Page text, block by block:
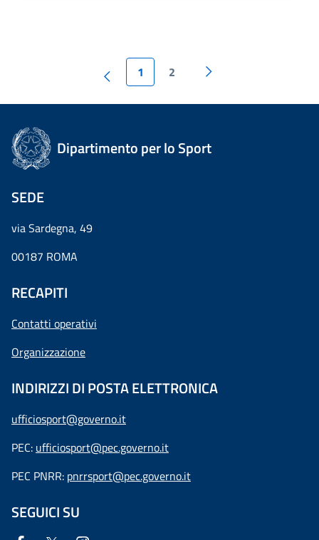
1 2
Dipartimento per lo Sport
SEDE
via Sardegna, 49
00187 ROMA
RECAPITI
Contatti operativi
Organizzazione
INDIRIZZI DI POSTA ELETTRONICA
ufficiosport@governo.it
PEC: ufficiosport@pec.governo.it
PEC PNRR: pnrrsport@pec.governo.it
SEGUICI SU